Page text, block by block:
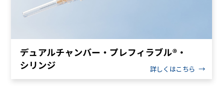
デュアルチャンバー・プレフィラブル®・
シリンジ
詳しくはこちら